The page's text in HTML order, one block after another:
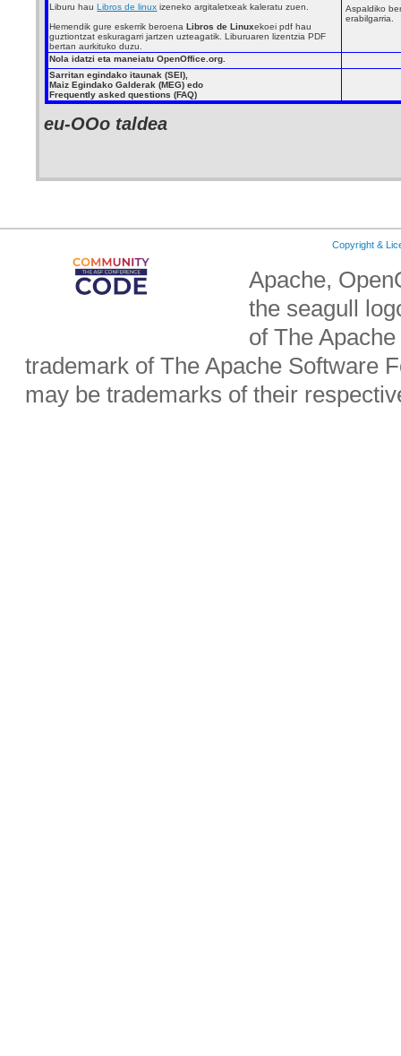
Liburu hauLibros de linux izeneko argitaletxeak kaleratu zuen.
Hemendik gure eskerrik beroenaLibros de Linuxekoei pdf hau
guztiontzat eskuragarri jartzen uzteagatik. Liburuaren lizentzia PDF
bertan aurkituko duzu.
Aspaldiko
erabilgarria.
Nola idatzi eta maneiatu OpenOffice.org.
Sarritan egindako itaunak (SEI),
Maiz Egindako Galderak (MEG) edo
Frequently asked questions (FAQ)
eu-OOo taldea
Copyright &
Apache,
the seagull
of The
trademark of The Apache Software
may be trademarks of their